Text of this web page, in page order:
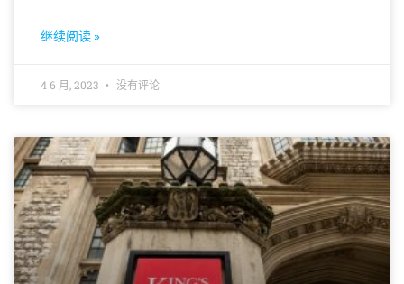
继续阅读 »
4 6 月, 2023 没有评论